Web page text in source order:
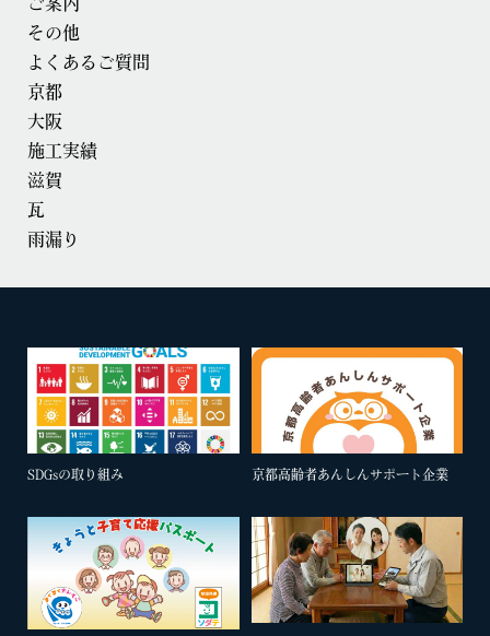
その他
よくあるご質問
京都
大阪
施工実績
滋賀
瓦
雨漏り
SDGsの取り組み 京都高齢者あんしんサポート企業